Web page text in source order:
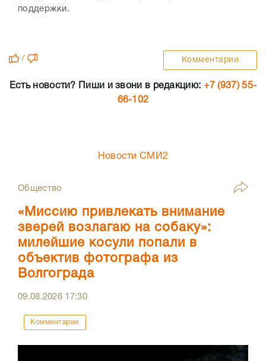
поддержки.
/ Комментарии
Есть новости? Пиши и звони в редакцию: +7 (937) 55-
66-102
Новости СМИ2
Общество
«Миссию привлекать внимание
зверей возлагаю на собаку»:
милейшие косули попали в
объектив фотографа из
Волгограда
09.08.2026 17:30
Комментарии